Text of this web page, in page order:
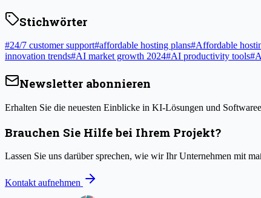
Stichwörter
#24/7 customer support#affordable hosting plans#Affordable
innovation trends#AI market growth 2024#AI productivity tools#
Newsletter abonnieren
Erhalten Sie die neuesten Einblicke in KI-Lösungen und
Brauchen Sie Hilfe bei Ihrem Projekt?
Lassen Sie uns darüber sprechen, wie wir Ihr Unternehmen mit
Kontakt aufnehmen